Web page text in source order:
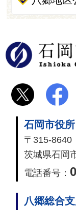
石岡市役所
〒315-8640
茨城県石岡
電話番号：
八郷総合